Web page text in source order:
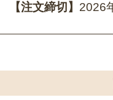
【注文締切】 2026